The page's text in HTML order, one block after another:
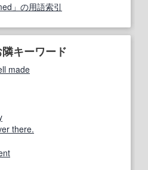
」の用語索引
キーワード
made
there.